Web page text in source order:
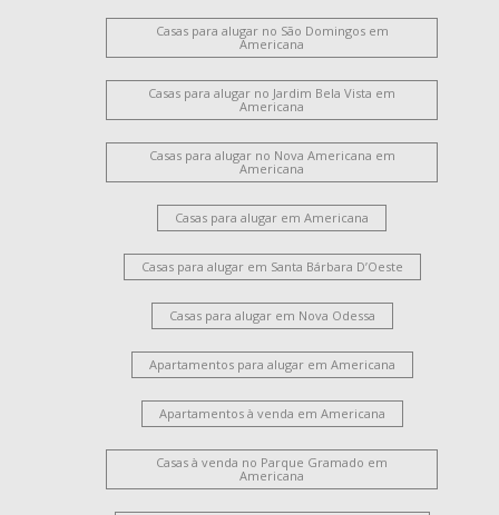
Casas para alugar no São Domingos em
Americana
Casas para alugar no Jardim Bela Vista em
Americana
Casas para alugar no Nova Americana em
Americana
Casas para alugar em Americana
Casas para alugar em Santa Bárbara D’Oeste
Casas para alugar em Nova Odessa
Apartamentos para alugar em Americana
Apartamentos à venda em Americana
Casas à venda no Parque Gramado em
Americana